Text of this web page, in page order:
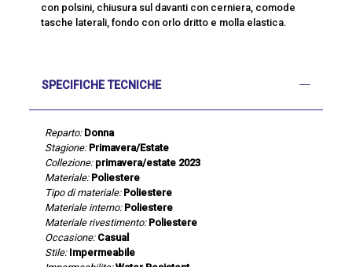
con polsini, chiusura sul davanti con cerniera, comode
tasche laterali, fondo con orlo dritto e molla elastica.
SPECIFICHE TECNICHE
Reparto: Donna
Stagione: Primavera/Estate
Collezione: primavera/estate 2023
Materiale: Poliestere
Tipo di materiale: Poliestere
Materiale interno: Poliestere
Materiale rivestimento: Poliestere
Occasione: Casual
Stile: Impermeabile